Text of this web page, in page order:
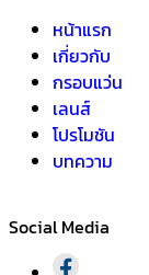
หน้าแรก
เกี่ยวกับ
กรอบแว่น
เลนส์
โปรโมชัน
บทความ
Social Media​